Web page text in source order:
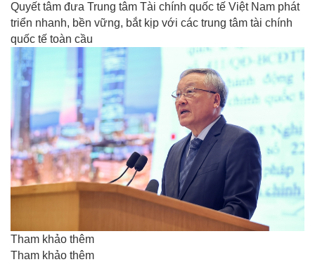
Quyết tâm đưa Trung tâm Tài chính quốc tế Việt Nam phát
triển nhanh, bền vững, bắt kịp với các trung tâm tài chính
quốc tế toàn cầu
Tham khảo thêm
Tham khảo thêm